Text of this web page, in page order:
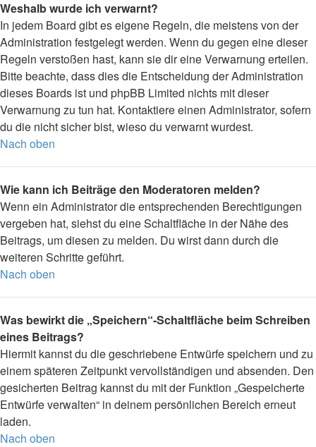
Weshalb wurde ich verwarnt?
In jedem Board gibt es eigene Regeln, die meistens von der
Administration festgelegt werden. Wenn du gegen eine dieser
Regeln verstoßen hast, kann sie dir eine Verwarnung erteilen.
Bitte beachte, dass dies die Entscheidung der Administration
dieses Boards ist und phpBB Limited nichts mit dieser
Verwarnung zu tun hat. Kontaktiere einen Administrator, sofern
du die nicht sicher bist, wieso du verwarnt wurdest.
Nach oben
Wie kann ich Beiträge den Moderatoren melden?
Wenn ein Administrator die entsprechenden Berechtigungen
vergeben hat, siehst du eine Schaltfläche in der Nähe des
Beitrags, um diesen zu melden. Du wirst dann durch die
weiteren Schritte geführt.
Nach oben
Was bewirkt die „Speichern“-Schaltfläche beim Schreiben
eines Beitrags?
Hiermit kannst du die geschriebene Entwürfe speichern und zu
einem späteren Zeitpunkt vervollständigen und absenden. Den
gesicherten Beitrag kannst du mit der Funktion „Gespeicherte
Entwürfe verwalten“ in deinem persönlichen Bereich erneut
laden.
Nach oben